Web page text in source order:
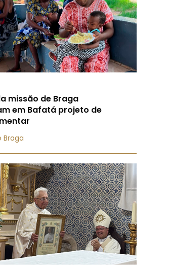
missão de Braga
em Bafatá projeto de
Braga